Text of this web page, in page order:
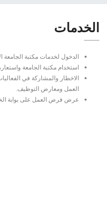
الخدمات
الدخول لخدمات مكتبة الجامعة
استخدام مكتبة الجامعة
الاخطار والمشاركة في
العمل ومعارض التوظيف.
عرض فرص العمل على بوابة